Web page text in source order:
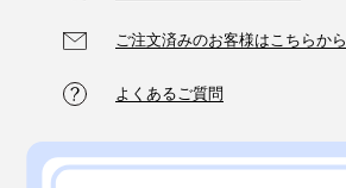
ご注文済みのお客様はこちらから
よくあるご質問